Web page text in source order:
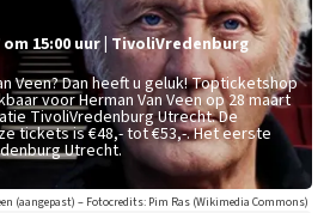
15:00 uur TivoliVredenburg
Veen? Dan heeft u geluk! Topticketshop
voor Herman Van Veen op 28 maart
TivoliVredenburg Utrecht. De
tickets is€48,- tot €53,-. Het eerste
Utrecht.
(aangepast) – Fotocredits: Pim Ras (Wikimedia Commons)